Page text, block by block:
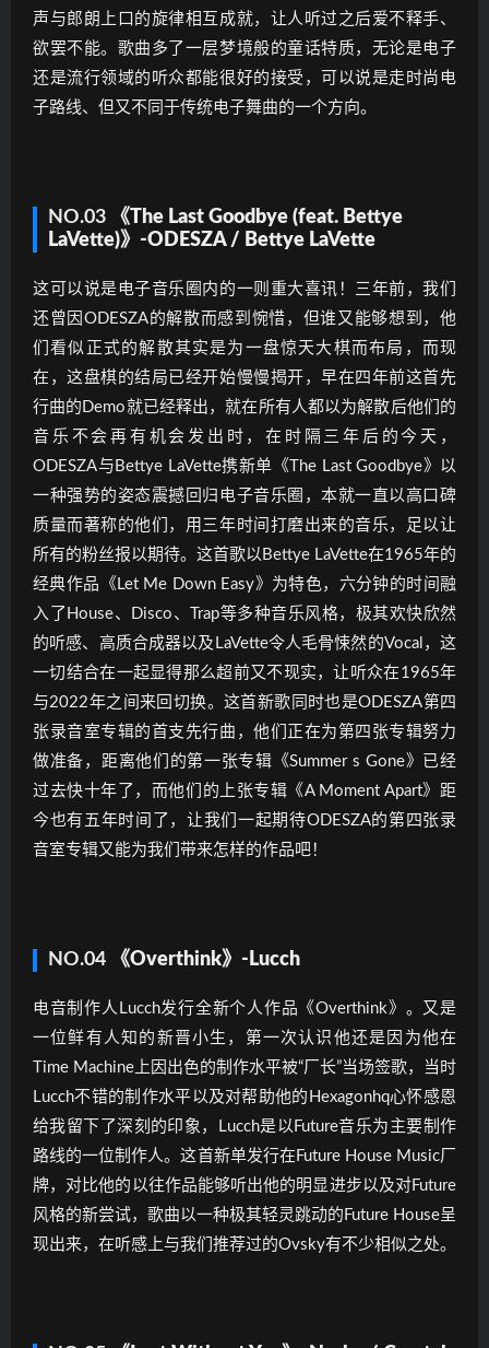
声与郎朗上口的旋律相互成就，让人听过之后爱不释手、
欲罢不能。歌曲多了一层梦境般的童话特质，无论是电子
还是流行领域的听众都能很好的接受，可以说是走时尚电
子路线、但又不同于传统电子舞曲的一个方向。
NO.03
《The Last Goodbye (feat. Bettye
LaVette)》-ODESZA / Bettye LaVette
这可以说是电子音乐圈内的一则重大喜讯！三年前，我们
还曾因ODESZA的解散而感到惋惜，但谁又能够想到，他
们看似正式的解散其实是为一盘惊天大棋而布局，而现
在，这盘棋的结局已经开始慢慢揭开，早在四年前这首先
行曲的Demo就已经释出，就在所有人都以为解散后他们的
音乐不会再有机会发出时，在时隔三年后的今天，
ODESZA与Bettye LaVette携新单《The Last Goodbye》以
一种强势的姿态震撼回归电子音乐圈，本就一直以高口碑
质量而著称的他们，用三年时间打磨出来的音乐，足以让
所有的粉丝报以期待。这首歌以Bettye LaVette在1965年的
经典作品《Let Me Down Easy》为特色，六分钟的时间融
入了House、Disco、Trap等多种音乐风格，极其欢快欣然
的听感、高质合成器以及LaVette令人毛骨悚然的Vocal，这
一切结合在一起显得那么超前又不现实，让听众在1965年
与2022年之间来回切换。这首新歌同时也是ODESZA第四
张录音室专辑的首支先行曲，他们正在为第四张专辑努力
做准备，距离他们的第一张专辑《Summer s Gone》已经
过去快十年了，而他们的上张专辑《A Moment Apart》距
今也有五年时间了，让我们一起期待ODESZA的第四张录
音室专辑又能为我们带来怎样的作品吧！
NO.04 《Overthink》-Lucch
电音制作人Lucch发行全新个人作品《Overthink》。又是
一位鲜有人知的新晋小生，第一次认识他还是因为他在
Time Machine上因出色的制作水平被“厂长”当场签歌，当时
Lucch不错的制作水平以及对帮助他的Hexagonhq心怀感恩
给我留下了深刻的印象，Lucch是以Future音乐为主要制作
路线的一位制作人。这首新单发行在Future House Music厂
牌，对比他的以往作品能够听出他的明显进步以及对Future
风格的新尝试，歌曲以一种极其轻灵跳动的Future House呈
现出来，在听感上与我们推荐过的Ovsky有不少相似之处。